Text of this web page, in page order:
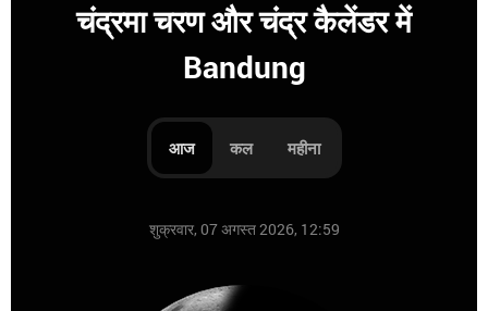
चंद्रमा चरण और चंद्र कैलेंडर में
Bandung
आज कल महीना
शुक्रवार, 07 अगस्त 2026, 12:59